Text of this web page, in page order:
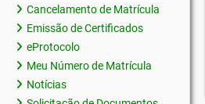
Cancelamento de Matrícula
Emissão de Certificados
eProtocolo
Meu Número de Matrícula
Notícias